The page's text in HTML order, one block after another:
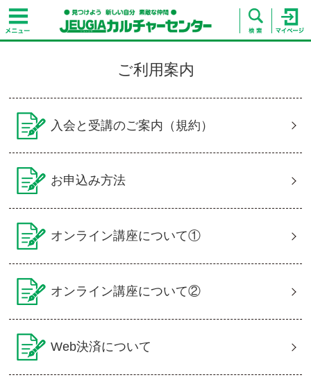
ご利用案内
入会と受講のご案内（規約）
お申込み方法
オンライン講座について①
オンライン講座について②
Web決済について